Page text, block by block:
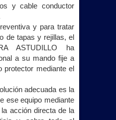
y cable conductor
y para tratar
de tapas y rejillas, el
ASTUDILLO ha
a su mando fije a
mediante el
adecuada es la
ese equipo mediante
la acción directa de la